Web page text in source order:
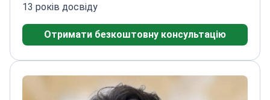
13 років досвіду
Отримати безкоштовну консультацію